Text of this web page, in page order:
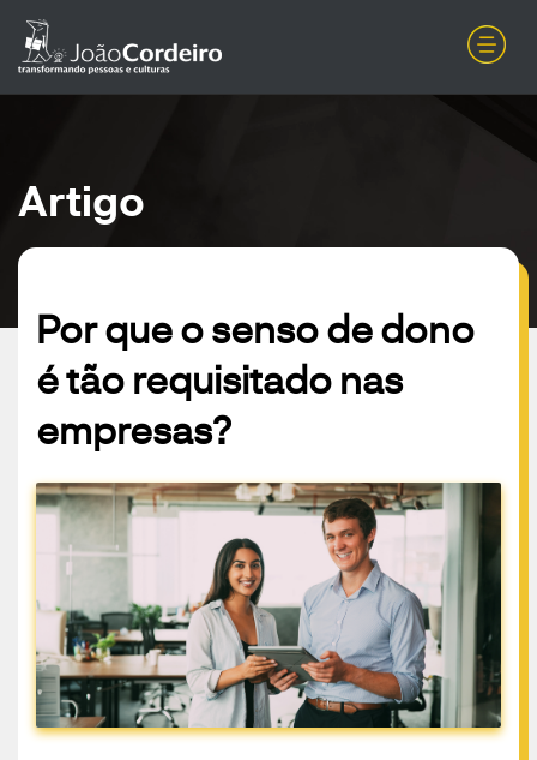
Artigo
Por que o senso de dono
é tão requisitado nas
empresas?